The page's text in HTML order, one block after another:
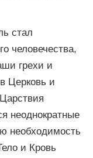
стал
человечества,
грехи и
Церковь и
неоднократные
необходимость
и Кровь